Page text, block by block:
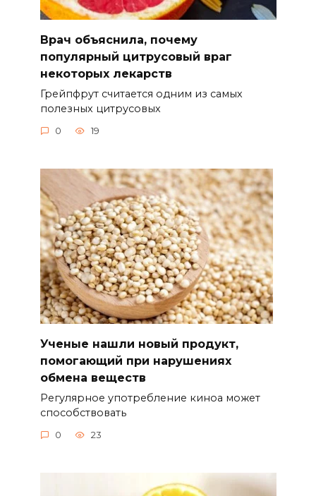
Врач объяснила, почему
популярный цитрусовый враг
некоторых лекарств
Грейпфрут считается одним из самых
полезных цитрусовых
0 19
Ученые нашли новый продукт,
помогающий при нарушениях
обмена веществ
Регулярное употребление киноа может
способствовать
0 23